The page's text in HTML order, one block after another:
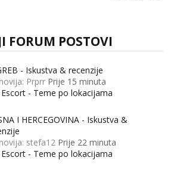
FORUM POSTOVI
- Iskustva & recenzije
Prprr Prije 15 minuta
- Teme po lokacijama
I HERCEGOVINA - Iskustva &
stefa12 Prije 22 minuta
- Teme po lokacijama